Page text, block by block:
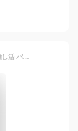
【MAX半額＆全品20％OFF★4/4 20-24時！】 推し活 バッグ バック ぬいポーチ2体 20cm ぬいぐるみ ショルダー バッグ 推し活バッグ 推し ぬい活 ショルダーバッグ ぬいバッグ ぬいぐるみポーチ クリアバッグ a4 クリア 隠せる 推し入れ いたばっく 即納